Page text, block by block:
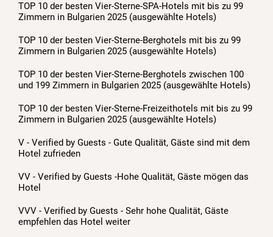
TOP 10 der besten Vier-Sterne-SPA-Hotels mit bis zu 99
Zimmern in Bulgarien 2025 (ausgewählte Hotels)
TOP 10 der besten Vier-Sterne-Berghotels mit bis zu 99
Zimmern in Bulgarien 2025 (ausgewählte Hotels)
TOP 10 der besten Vier-Sterne-Berghotels zwischen 100
und 199 Zimmern in Bulgarien 2025 (ausgewählte Hotels)
TOP 10 der besten Vier-Sterne-Freizeithotels mit bis zu 99
Zimmern in Bulgarien 2025 (ausgewählte Hotels)
V - Verified by Guests - Gute Qualität, Gäste sind mit dem
Hotel zufrieden
VV - Verified by Guests -Hohe Qualität, Gäste mögen das
Hotel
VVV - Verified by Guests - Sehr hohe Qualität, Gäste
empfehlen das Hotel weiter